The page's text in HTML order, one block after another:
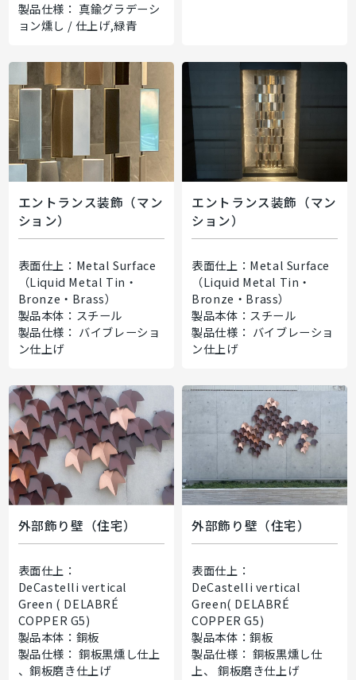
製品仕様： 真鍮グラデーシ
ョン燻し / 仕上げ,緑青
エントランス装飾（マン
ション）
表面仕上：Metal Surface
（Liquid Metal Tin・
Bronze・Brass）
製品本体：スチール
製品仕様： バイブレーショ
ン仕上げ
エントランス装飾（マン
ション）
表面仕上：Metal Surface
（Liquid Metal Tin・
Bronze・Brass）
製品本体：スチール
製品仕様： バイブレーショ
ン仕上げ
外部飾り壁（住宅）
表面仕上：
DeCastelli vertical
Green ( DELABRÉ
COPPER G5)
製品本体：銅板
製品仕様： 銅板黒燻し仕上
、銅板磨き仕上げ
外部飾り壁（住宅）
表面仕上：
DeCastelli vertical
Green( DELABRÉ
COPPER G5)
製品本体：銅板
製品仕様： 銅板黒燻し仕
上、 銅板磨き仕上げ